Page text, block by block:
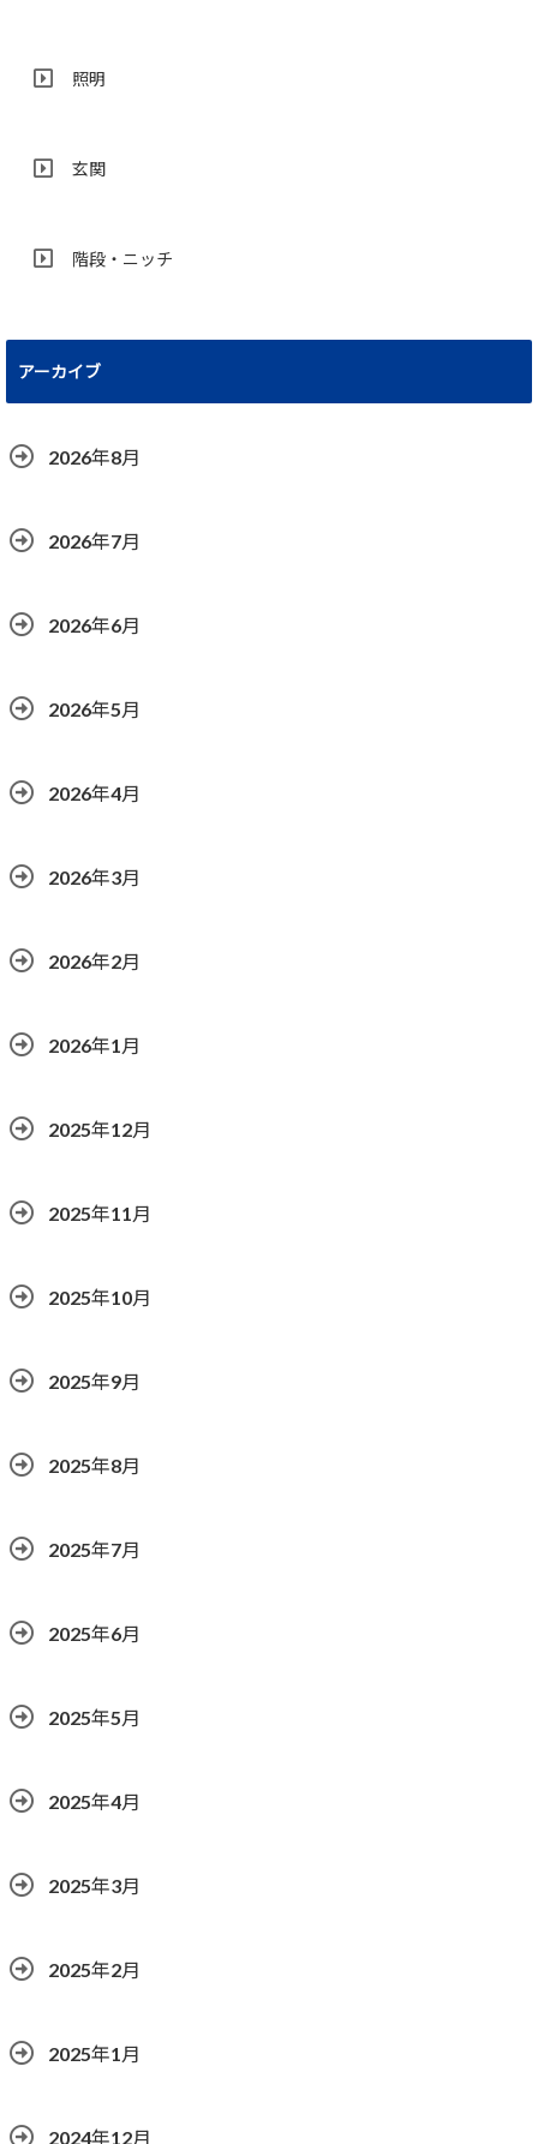
照明
玄関
階段・ニッチ
アーカイブ
2026年8月
2026年7月
2026年6月
2026年5月
2026年4月
2026年3月
2026年2月
2026年1月
2025年12月
2025年11月
2025年10月
2025年9月
2025年8月
2025年7月
2025年6月
2025年5月
2025年4月
2025年3月
2025年2月
2025年1月
2024年12月